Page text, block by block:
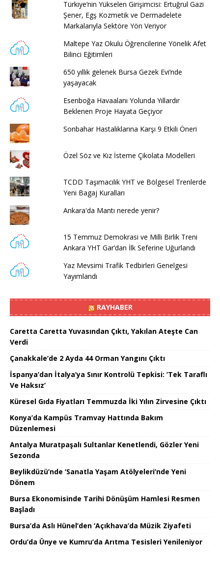
Türkiye’nin Yükselen Girişimcisi: Ertuğrul Gazi
Şener, Egş Kozmetik ve Dermadelete
Markalarıyla Sektöre Yön Veriyor
Maltepe Yaz Okulu Öğrencilerine Yönelik Afet
Bilinci Eğitimleri
650 yıllık gelenek Bursa Gezek Evi’nde
yaşayacak
Esenboğa Havaalanı Yolunda Yıllardır
Beklenen Proje Hayata Geçiyor
Sonbahar Hastalıklarına Karşı 9 Etkili Öneri
Özel Söz ve Kız İsteme Çikolata Modelleri
TCDD Taşımacılık YHT ve Bölgesel Trenlerde
Yeni Bagaj Kuralları
Ankara'da Mantı nerede yenir?
15 Temmuz Demokrasi ve Milli Birlik Treni
Ankara YHT Gar’dan İlk Seferine Uğurlandı
Yaz Mevsimi Trafik Tedbirleri Genelgesi
Yayımlandı
RAYHABER
Caretta Caretta Yuvasından Çıktı, Yakılan Ateşte Can
Verdi
Çanakkale’de 2 Ayda 44 Orman Yangını Çıktı
İspanya’dan İtalya’ya Sınır Kontrolü Tepkisi: ’Tek Taraflı
Ve Haksız’
Küresel Gıda Fiyatları Temmuzda İki Yılın Zirvesine Çıktı
Konya’da Kampüs Tramvay Hattında Bakım
Düzenlemesi
Antalya Muratpaşalı Sultanlar Kenetlendi, Gözler Yeni
Sezonda
Beylikdüzü’nde ‘Sanatla Yaşam Atölyeleri’nde Yeni
Dönem
Bursa Ekonomisinde Tarihi Dönüşüm Hamlesi Resmen
Başladı
Bursa’da Aslı Hünel’den ‘Açıkhava’da Müzik Ziyafeti
Ordu’da Ünye ve Kumru’da Arıtma Tesisleri Yenileniyor